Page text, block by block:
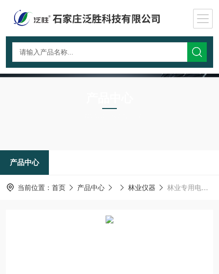
产品中心
当前位置： 首页 产品中心 林业仪器 林业专用电动树木生长锥